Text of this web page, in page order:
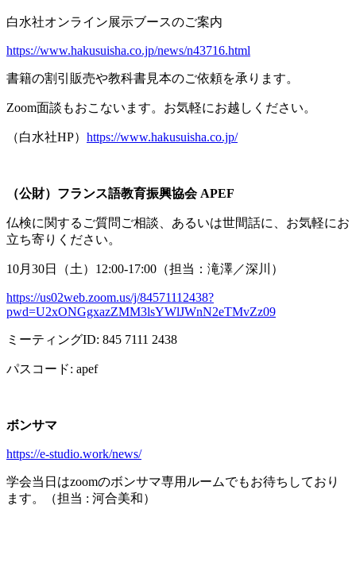
白水社オンライン展示ブースのご案内
https://www.hakusuisha.co.jp/news/n43716.html
書籍の割引販売や教科書見本のご依頼を承ります。
Zoom面談もおこないます。お気軽にお越しください。
（白水社HP） https://www.hakusuisha.co.jp/
（公財）フランス語教育振興協会APEF
仏検に関するご質問ご相談、あるいは世間話に、お気軽にお
立ち寄りください。
10月 30日（土） 12:00-17:00 （担当：滝澤／深川）
https://us02web.zoom.us/j/84571112438?
pwd=U2xONGgxazZMM3lsYWlJWnN2eTMvZz09
ミーティングID: 845 7111 2438
パスコード: apef
ボンサマ
https://e-studio.work/news/
学会当日はzoomのボンサマ専用ルームでもお待ちしており
ます。（担当 : 河合美和）